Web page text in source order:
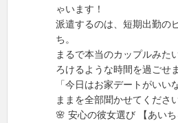
ゃいます！
派遣するのは、短期出勤の
ち。
まるで本当のカップルみた
ろけるような時間を過ごせ
「今日はお家デートがい
ままを全部聞かせてくださ
🌸 安心の彼女選び 【あいち